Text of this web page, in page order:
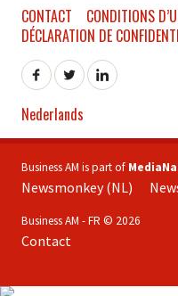
CONTACT
CONDITIONS
DÉCLARATION DE
Nederlands
Business AM is part of
Newsmonkey (NL)
Business AM - FR © 2026
Contact